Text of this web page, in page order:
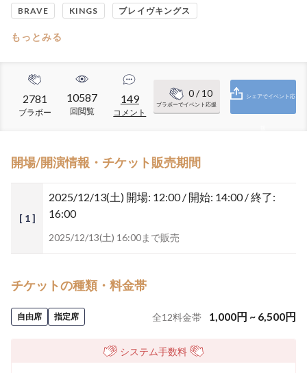
BRAVE KINGS ブレイヴキングス
もっとみる
2781
ブラボー
10587
回閲覧
149
コメント
0/ 10
ブラボーでイベント応援
シェアでイベント応
開場/開演情報・チケット販売期間
[ 1 ]
2025/12/13(土) 開場: 12:00 / 開始: 14:00 / 終了:
16:00
2025/12/13(土) 16:00まで販売
チケットの種類・料金帯
自由席 指定席 全12料金帯 1,000円 ~ 6,500円
システム手数料